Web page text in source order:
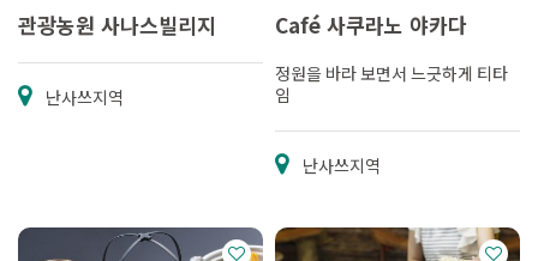
관광농원 사나스빌리지
난사쓰지역
Café 사쿠라노 야카다
정원을 바라 보면서 느긋하게 티타
임
난사쓰지역